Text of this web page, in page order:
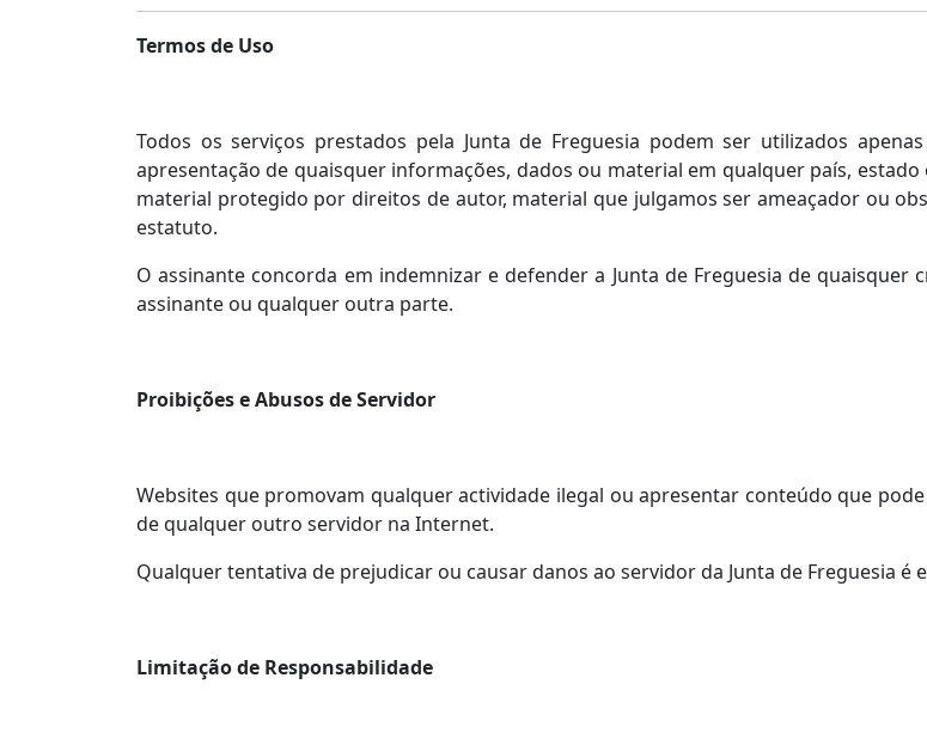
Termos de Uso
Todos os serviços prestados pela Junta de Freguesia podem ser utilizados
apresentação de quaisquer informações, dados ou material em qualquer país,
material protegido por direitos de autor, material que julgamos ser ameaçador ou
estatuto.
O assinante concorda em indemnizar e defender a Junta de Freguesia de
assinante ou qualquer outra parte.
Proibições e Abusos de Servidor
Websites que promovam qualquer actividade ilegal ou apresentar conteúdo que
de qualquer outro servidor na Internet.
Qualquer tentativa de prejudicar ou causar danos ao servidor da Junta de Freguesia é
Limitação de Responsabilidade